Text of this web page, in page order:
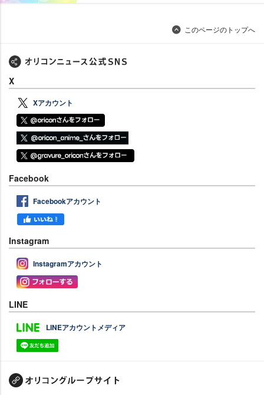
このページのトップへ
X
Xアカウント
Facebook
Facebookアカウント
Instagram
Instagramアカウント
LINE
LINEアカウントメディア